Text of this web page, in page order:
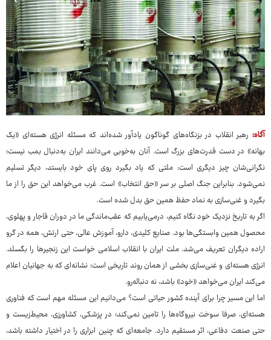
آگاه: رهبر انقلاب در بزنگاه‌های گوناگون یادآور شده‌اند که مسئله انرژی هسته‌ای «یک
بهانه» در دست قدرت‌های بزرگ است. آنان به‌خوبی می‌دانند ایران به‌دنبال بمب نیست؛
نگرانی‌شان چیز دیگری است: ملتی که یاد بگیرد روی پای خود بایستد، دیگر تسلیم
نمی‌شود. بنابراین جنگ اصلی بر سر «حق انتخاب» است. غرب می‌خواهد این حق را از ما
بگیرد و غنی‌سازی به نماد حفظ همین حق بدل شده است.
اگر به تاریخ نزدیک خود نگاه کنیم، درمی‌یابیم که عقب‌ماندگی ما در دوران قاجار و پهلوی،
محصول همین وابستگی‌ها بود. صنایع کلیدی، دارو، آموزش عالی، حتی ارتش، همه در گرو
اراده دیگران تعریف می‌شد. ملت ایران با انقلاب اسلامی خواست این زنجیرها را بگسلد.
انرژی هسته‌ای و غنی‌سازی بخشی از همان روند تاریخی است؛ نشانه‌ای که به جهانیان اعلام
می‌کند ایران می‌خواهد «خود» باشد، نه دنباله‌رو.
اما این مسیر چرا برای آینده کشور حیاتی است؟ می‌دانیم این مسئله مهم است که فناوری
هسته‌ای، صرفا سوخت نیروگاه‌ها را تامین نمی‌کند؛ در پزشکی، کشاورزی، محیط‌زیست و
حتی صنعت دفاعی، اثر مستقیم دارد. جامعه‌ای که چنین ابزاری را در اختیار داشته باشد،